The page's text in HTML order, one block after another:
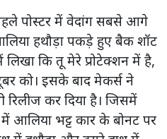
पोस्टर में वेदांग सबसे आगे
हथौड़ा पकड़े हुए बैक शॉट
कि तू मेरे प्रोटेक्शन में है,
को। इसके बाद मेकर्स ने
रिलीज कर दिया है। जिसमें
आलिया भट्ट कार के बोनट पर